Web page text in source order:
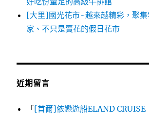
[大里]國光花市~越來越精彩，聚
家、不只是賣花的假日花市
近期留言
「[首爾]依戀遊船ELAND CRUISE